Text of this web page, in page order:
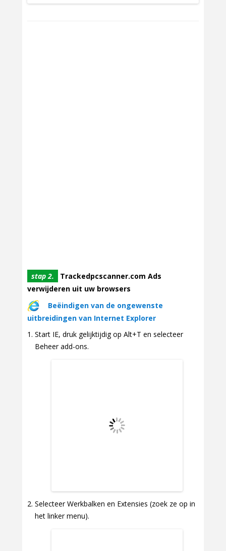
stap 2.
Trackedpcscanner.com Ads
verwijderen uit uw browsers
Beëindigen van de ongewenste
uitbreidingen van Internet Explorer
Start IE, druk gelijktijdig op Alt+T en selecteer
Beheer add-ons.
Selecteer Werkbalken en Extensies (zoek ze op in
het linker menu).